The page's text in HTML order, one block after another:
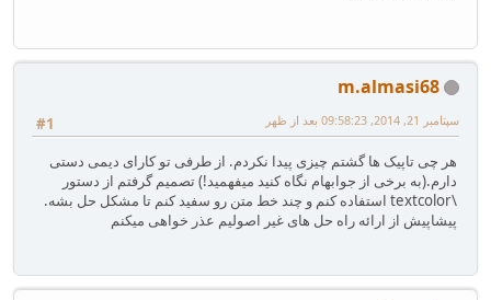
m.almasi68
#1 سپتامبر 21, 2014, 09:58:23 بعد از ظهر
هر چی تاپیک ها گشتم چیزی پیدا نکردم. از طرفی تو کارای دیمی دستی
دارم.(به برخی از جوابهام نگاه کنید میفهمید!) تصمیم گرفتم از دستور
\textcolor استفاده کنم و چند خط متن رو سفید کنم تا مشکل حل بشه.
پیشاپیش از ارائه راه حل های غیر اصولیم عذر خواهی میکنم